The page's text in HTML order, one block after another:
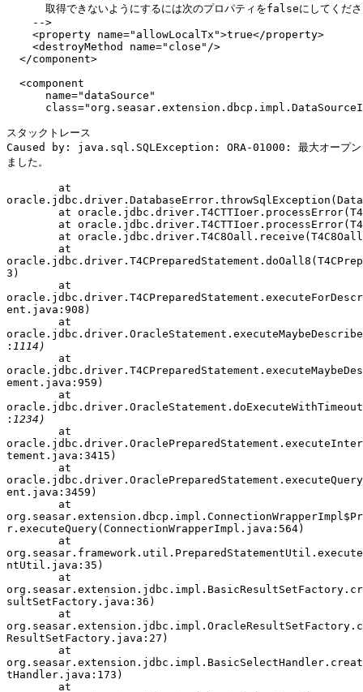
取得できないようにするには次のプロパティをfalseにしてくだ
    -->
    <property name="allowLocalTx">true</property>
    <destroyMethod name="close"/>
  </component>
  <component
      name="dataSource"
スタックトレース
Caused by: java.sql.SQLException: ORA-01000: 最大オープン・
ました。
3)
ent.java:908)
:
ement.java:959)
:
tement.java:3415)
ent.java:3459)
r.executeQuery(ConnectionWrapperImpl.java:564)
ntUtil.java:35)
sultSetFactory.java:36)
ResultSetFactory.java:27)
tHandler.java:173)